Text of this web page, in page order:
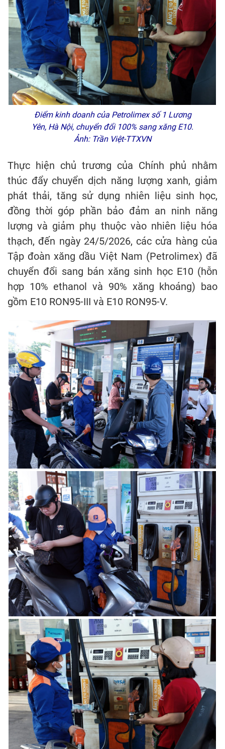
Điểm kinh doanh của Petrolimex số 1 Lương
Yên, Hà Nội, chuyển đổi 100% sang xăng E10.
Ảnh: Trần Việt-TTXVN
Thực hiện chủ trương của Chính phủ nhằm
thúc đẩy chuyển dịch năng lượng xanh, giảm
phát thải, tăng sử dụng nhiên liệu sinh học,
đồng thời góp phần bảo đảm an ninh năng
lượng và giảm phụ thuộc vào nhiên liệu hóa
thạch, đến ngày 24/5/2026, các cửa hàng của
Tập đoàn xăng dầu Việt Nam (Petrolimex) đã
chuyển đổi sang bán xăng sinh học E10 (hỗn
hợp 10% ethanol và 90% xăng khoáng) bao
gồm E10 RON95-III và E10 RON95-V.